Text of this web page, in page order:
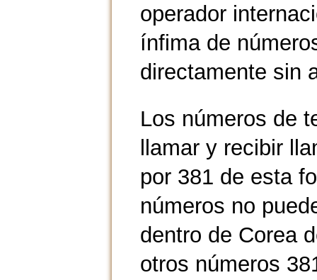
operador
ínfima de
directamente sin
Los números de
llamar y recibir
por 381 de esta
números no
dentro de Corea
otros números